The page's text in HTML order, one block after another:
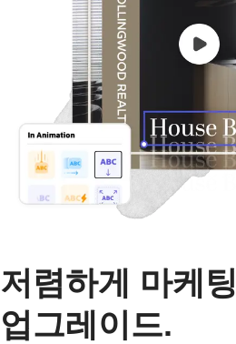
저렴하게 마케
업그레이드.